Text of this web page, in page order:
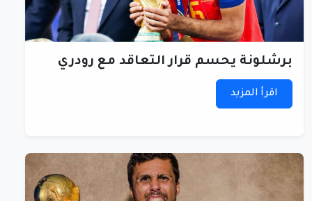
برشلونة يحسم قرار التعاقد مع رودري
اقرأ المزيد